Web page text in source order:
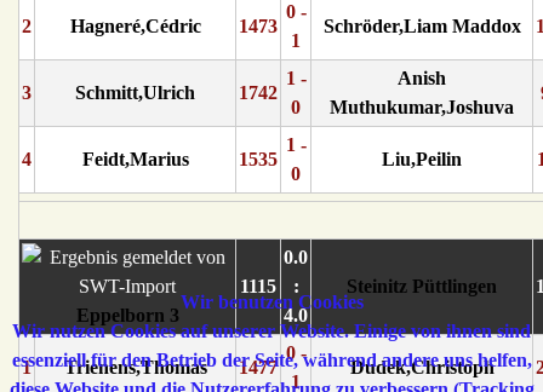
2 Hagneré,Cédric 1473
0 -
1
Schröder,Liam Maddox
3 Schmitt,Ulrich 1742
1 -
0
Anish
Muthukumar,Joshuva
4 Feidt,Marius 1535
1 -
0
Liu,Peilin
Eppelborn 3
1115
0.0
:
4.0
Steinitz Püttlingen
1 Trienens,Thomas 1477
0 -
1
Dudek,Christoph
Wir benutzen Cookies
Wir nutzen Cookies auf unserer Website. Einige von ihnen sind
essenziell für den Betrieb der Seite, während andere uns helfen,